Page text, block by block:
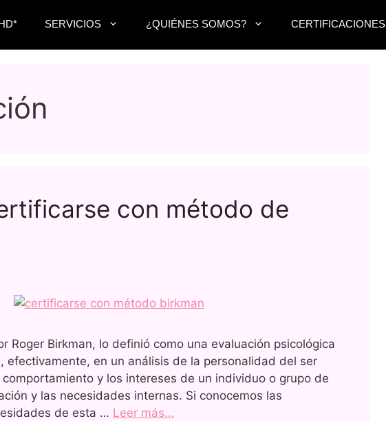
SERVICIOS ¿QUIÉNES SOMOS? CERTIFICACIONES
con método de
Roger Birkman, lo definió como una evaluación psicológica
efectivamente, en un análisis de la personalidad del ser
y los intereses de un individuo o grupo de
y las necesidades internas. Si conocemos las
de esta … Leer más…